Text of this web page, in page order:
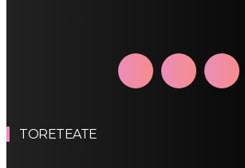
TORETEATE